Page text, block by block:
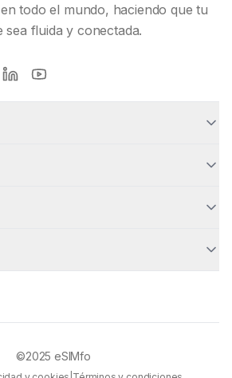
todo el mundo, haciendo que tu
sea fluida y conectada.
©2025 eSIMfo